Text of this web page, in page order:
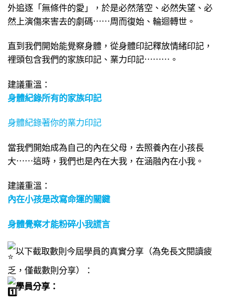
外追逐「無條件的愛」，於是必然落空、必然失望、必
然上演傷來害去的劇碼⋯⋯周而復始、輪迴轉世。
直到我們開始能覺察身體，從身體印記釋放情緒印記，
裡頭包含我們的家族印記、業力印記⋯⋯⋯。
建議重溫：
身體紀錄所有的家族印記
身體紀錄著你的業力印記
當我們開始成為自己的內在父母，去照養內在小孩長
大⋯⋯這時，我們也是內在大我，在涵融內在小我。
建議重溫：
內在小孩是改寫命運的關鍵
身體覺察才能粉碎小我謊言
以下截取數則今屆學員的真實分享（為免長文閱讀疲
乏，僅截數則分享）：
學員分享：